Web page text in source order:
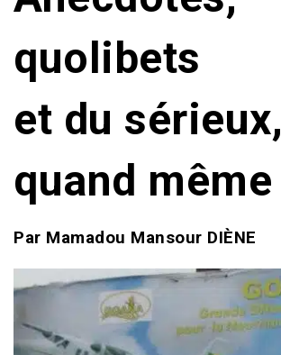
quolibets
et du sérieux,
quand même
Par Mamadou Mansour DIÈNE